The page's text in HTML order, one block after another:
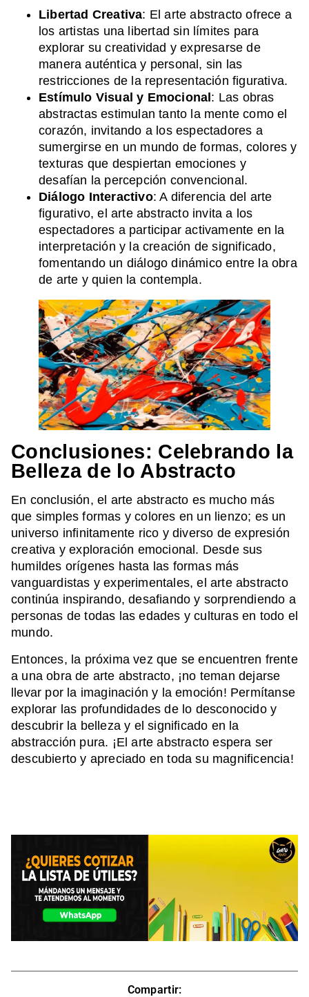
Libertad Creativa: El arte abstracto ofrece a
los artistas una libertad sin límites para
explorar su creatividad y expresarse de
manera auténtica y personal, sin las
restricciones de la representación figurativa.
Estímulo Visual y Emocional: Las obras
abstractas estimulan tanto la mente como el
corazón, invitando a los espectadores a
sumergirse en un mundo de formas, colores y
texturas que despiertan emociones y
desafían la percepción convencional.
Diálogo Interactivo: A diferencia del arte
figurativo, el arte abstracto invita a los
espectadores a participar activamente en la
interpretación y la creación de significado,
fomentando un diálogo dinámico entre la obra
de arte y quien la contempla.
Conclusiones: Celebrando la
Belleza de lo Abstracto
En conclusión, el arte abstracto es mucho más
que simples formas y colores en un lienzo; es un
universo infinitamente rico y diverso de expresión
creativa y exploración emocional. Desde sus
humildes orígenes hasta las formas más
vanguardistas y experimentales, el arte abstracto
continúa inspirando, desafiando y sorprendiendo a
personas de todas las edades y culturas en todo el
mundo.
Entonces, la próxima vez que se encuentren frente
a una obra de arte abstracto, ¡no teman dejarse
llevar por la imaginación y la emoción! Permítanse
explorar las profundidades de lo desconocido y
descubrir la belleza y el significado en la
abstracción pura. ¡El arte abstracto espera ser
descubierto y apreciado en toda su magnificencia!
Compartir: